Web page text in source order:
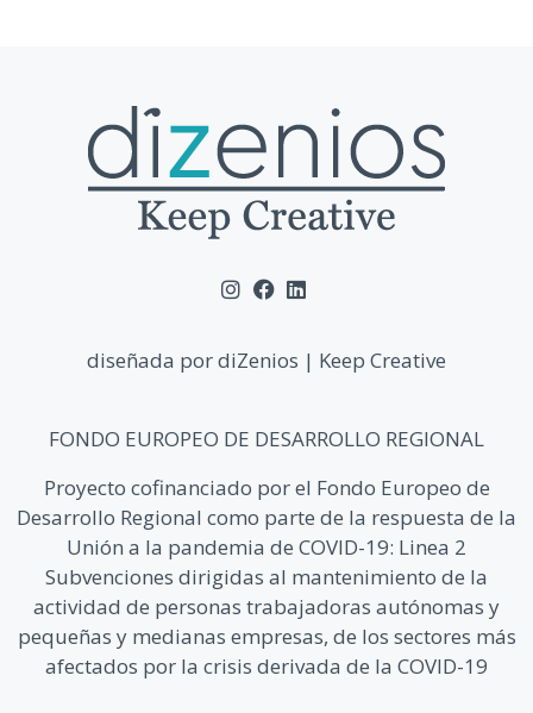
diseñada por diZenios | Keep Creative
FONDO EUROPEO DE DESARROLLO REGIONAL
Proyecto cofinanciado por el Fondo Europeo de
Desarrollo Regional como parte de la respuesta de la
Unión a la pandemia de COVID-19: Linea 2
Subvenciones dirigidas al mantenimiento de la
actividad de personas trabajadoras autónomas y
pequeñas y medianas empresas, de los sectores más
afectados por la crisis derivada de la COVID-19